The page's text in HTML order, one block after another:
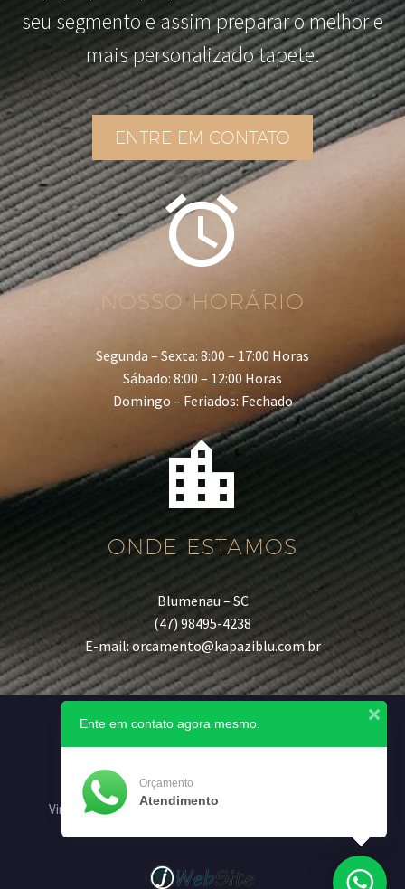
seu segmento e assim preparar o melhor e
mais personalizado tapete.
ENTRE EM CONTATO


NOSSO HORÁRIO
Segunda – Sexta: 8:00 – 17:00 Horas
Sábado: 8:00 – 12:00 Horas
Domingo – Feriados: Fechado


ONDE ESTAMOS
Blumenau – SC
(47) 98495-4238
E-mail: orcamento@kapaziblu.com.br
Vinil Kap Clean Kap
Ente em contato agora mesmo.
Orçamento
Atendimento